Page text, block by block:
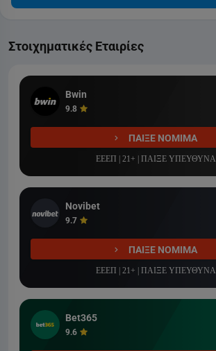
Στοιχηματικές Εταιρίες
Bwin
9.8
ΠΑΙΞΕ ΝΟΜΙΜΑ
ΕΕΕΠ | 21+ | ΠΑΙΞΕ ΥΠΕΥΘΥΝΑ
Novibet
9.7
ΠΑΙΞΕ ΝΟΜΙΜΑ
ΕΕΕΠ | 21+ | ΠΑΙΞΕ ΥΠΕΥΘΥΝΑ
Bet365
9.6